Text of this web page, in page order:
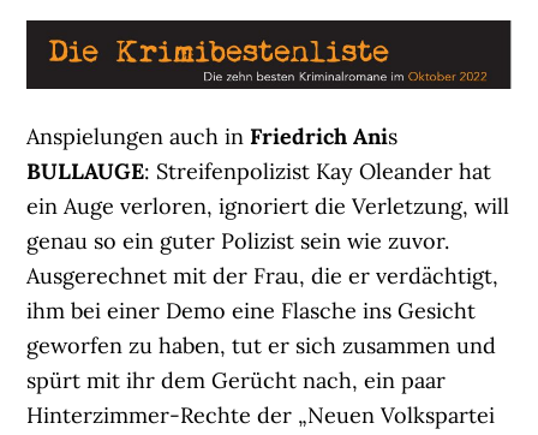
Anspielungen auch inFriedrich Anis
BULLAUGE: Streifenpolizist Kay Oleander hat
ein Auge verloren, ignoriert die Verletzung, will
genau so ein guter Polizist sein wie zuvor.
Ausgerechnet mit der Frau, die er verdächtigt,
ihm bei einer Demo eine Flasche ins Gesicht
geworfen zu haben, tut er sich zusammen und
spürt mit ihr dem Gerücht nach, ein paar
Hinterzimmer-Rechte der „Neuen Volkspartei